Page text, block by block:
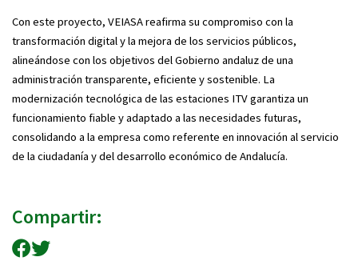
Con este proyecto, VEIASA reafirma su compromiso con la
transformación digital y la mejora de los servicios públicos,
alineándose con los objetivos del Gobierno andaluz de una
administración transparente, eficiente y sostenible. La
modernización tecnológica de las estaciones ITV garantiza un
funcionamiento fiable y adaptado a las necesidades futuras,
consolidando a la empresa como referente en innovación al servicio
de la ciudadanía y del desarrollo económico de Andalucía.
Compartir:
Compartir en Facebook
Compartir en Twitter